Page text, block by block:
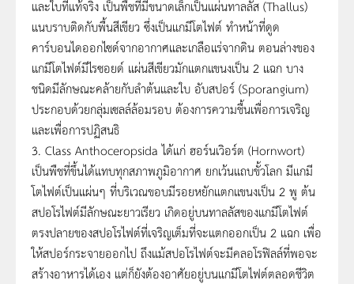
และใบที่แท้จริง เป็นพืชที่มีขนาดเล็กเป็นแผ่นทาลลัส (Thallus)
แนบราบติดกับพื้นสีเขียว ซึ่งเป็นแกมีโตไฟต์ ทำหน้าที่ดูด
คาร์บอนไดออกไซด์จากอากาศและเกลือแร่จากดิน ตอนล่างของ
แกมีโตไฟต์มีไรซอยด์ แผ่นสีเขียวมักแตกแขนงเป็น 2 แฉก บาง
ชนิดมีลักษณะคล้ายกับลำต้นและใบ อับสปอร์ (Sporangium)
ประกอบด้วยกลุ่มเซลล์ล้อมรอบ ต้องการความชื้นเพื่อการเจริญ
และเพื่อการปฏิสนธิ
3. Class Anthoceropsida ได้แก่ ฮอร์นเวิอร์ต (Hornwort)
เป็นพืชที่ขึ้นได้แทบทุกสภาพภูมิอากาศ ยกเว้นแถบขั้วโลก มีแกมี
โตไฟต์เป็นแผ่นๆ ที่บริเวณขอบมีรอยหยักแตกแขนงเป็น 2 พู ต้น
สปอโรไฟต์มีลักษณะยาวเรียว เกิดอยู่บนทาลลัสของแกมีโตไฟต์
ตรงปลายของสปอโรไฟต์ที่เจริญเต็มที่จะแตกออกเป็น 2 แฉก เพื่อ
ให้สปอร์กระจายออกไป ถึงแม้สปอโรไฟต์จะมีคลอโรฟิลล์ที่พอจะ
สร้างอาหารได้เอง แต่ก็ยังต้องอาศัยอยู่บนแกมีโตไฟต์ตลอดชีวิต